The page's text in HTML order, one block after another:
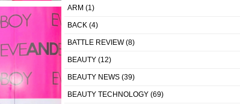
ARM (1)
BACK (4)
BATTLE REVIEW(8)
BEAUTY (12)
BEAUTY NEWS (39)
BEAUTY TECHNOLOGY (69)